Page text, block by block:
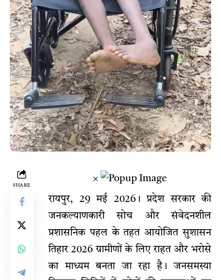
SHARE
×
रायपुर, 29 मई 2026। प्रदेश सरकार की
जनकल्याणकारी सोच और संवेदनशील
प्रशासनिक पहल के तहत आयोजित सुशासन
तिहार 2026 ग्रामीणों के लिए राहत और भरोसे
का माध्यम बनता जा रहा है। जनसमस्या